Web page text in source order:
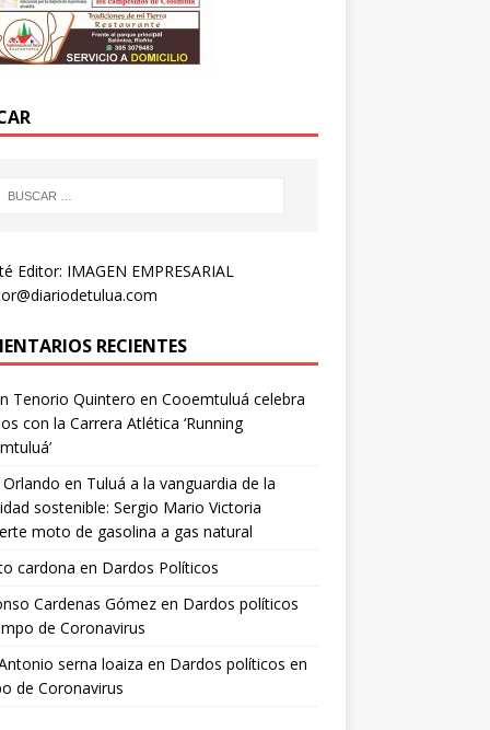
Editor: IMAGEN EMPRESARIAL
RECIENTES
Tenorio Quintero en Cooemtuluá celebra
con la Carrera Atlética ‘Running
Orlando en Tuluá a la vanguardia de la
sostenible: Sergio Mario Victoria
moto de gasolina a gas natural
cardona en Dardos Políticos
Cardenas Gómezen Dardos políticos
de Coronavirus
serna loaiza en Dardos políticos en
de Coronavirus